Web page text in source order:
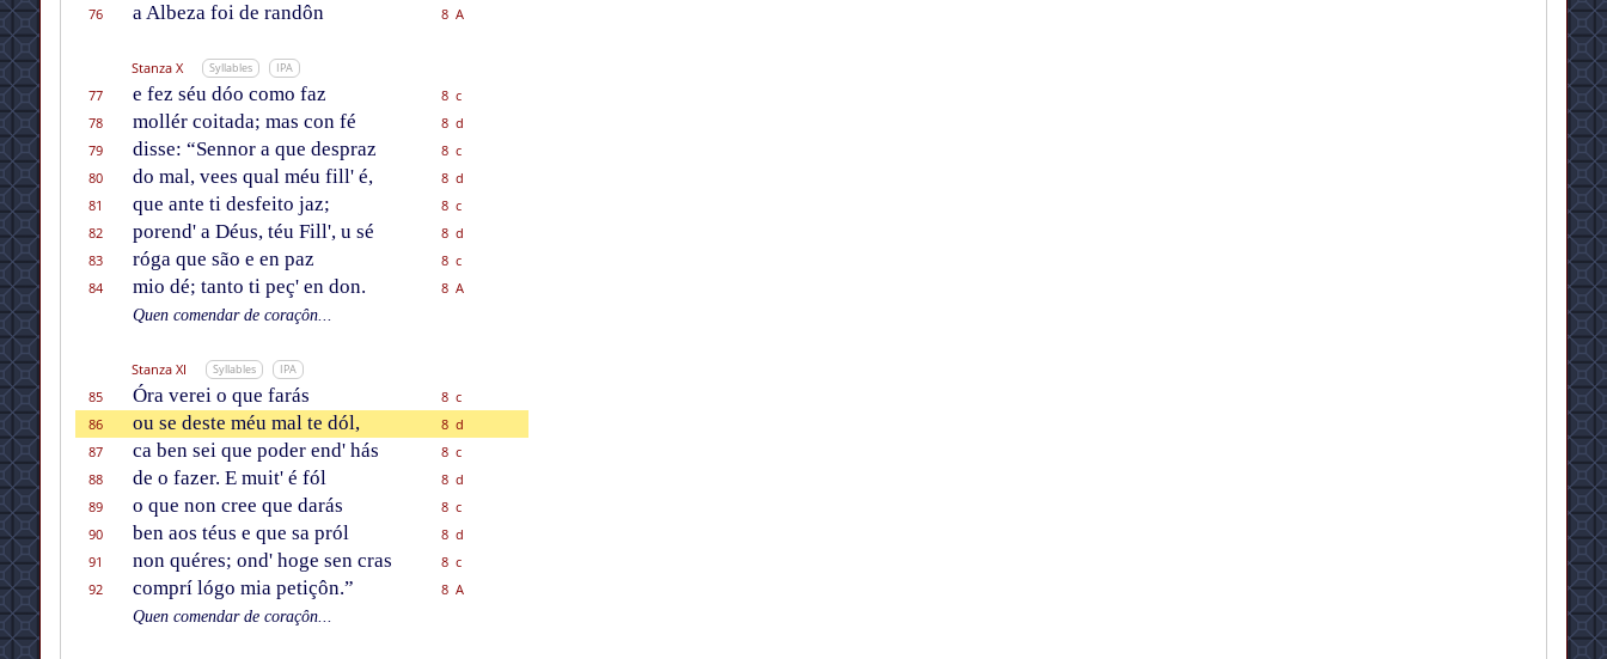
76
a Albeza foi de randôn 8 A
Stanza X Syllables IPA
77 e fez séu dóo como faz
8 c
78
mollér coitada; mas con fé
8 d
79
disse: “Sennor a que despraz
8 c
80
do mal, vees qual méu fill' é,
8 d
81
que ante ti desfeito jaz;
8 c
82
porend' a Déus, téu Fill', u sé
8 d
83
róga que são e en paz
8 c
84
mio dé; tanto ti peç' en don.
8 A
Quen comendar de coraçôn...
Stanza XI Syllables IPA
85 Óra verei o que farás
8 c
86
ou se deste méu mal te dól,
8 d
87
ca ben sei que poder end' hás
8 c
88
de o fazer. E muit' é fól
8 d
89
o que non cree que darás
8 c
90
ben aos téus e que sa pról
8 d
91
non quéres; ond' hoge sen cras
8 c
92
comprí lógo mia petiçôn.”
8 A
Quen comendar de coraçôn...